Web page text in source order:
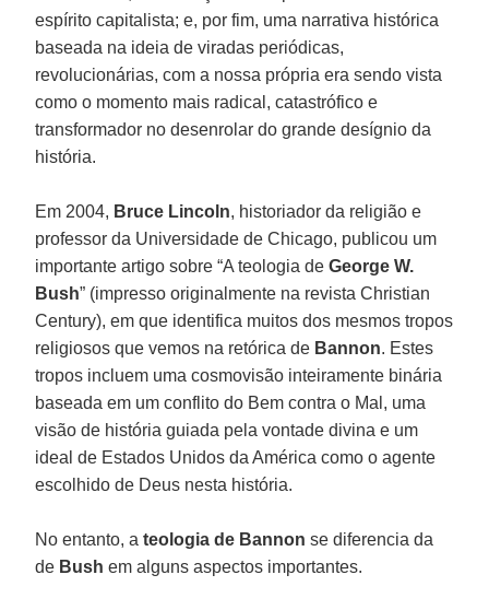
espírito capitalista; e, por fim, uma narrativa histórica
baseada na ideia de viradas periódicas,
revolucionárias, com a nossa própria era sendo vista
como o momento mais radical, catastrófico e
transformador no desenrolar do grande desígnio da
história.
Em 2004, Bruce Lincoln, historiador da religião e
professor da Universidade de Chicago, publicou um
importante artigo sobre “A teologia deGeorge W.
Bush” (impresso originalmente na revista Christian
Century), em que identifica muitos dos mesmos tropos
religiosos que vemos na retórica de Bannon. Estes
tropos incluem uma cosmovisão inteiramente binária
baseada em um conflito do Bem contra o Mal, uma
visão de história guiada pela vontade divina e um
ideal de Estados Unidos da América como o agente
escolhido de Deus nesta história.
No entanto, ateologia de Bannon se diferencia da
de Bush em alguns aspectos importantes.